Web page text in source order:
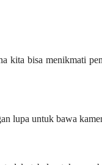
bisa menikmati
lupa untuk bawa